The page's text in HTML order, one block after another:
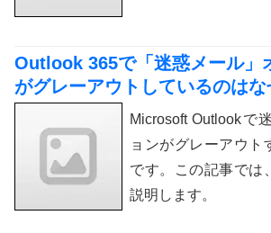
Outlook 365で「迷惑メール」
がグレーアウトしているのはな
Microsoft Outlookで
ョンがグレーアウト
です。この記事では
説明します。